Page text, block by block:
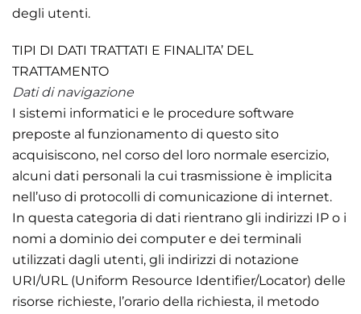
degli utenti.
TIPI DI DATI TRATTATI E FINALITA’ DEL
TRATTAMENTO
Dati di navigazione
I sistemi informatici e le procedure software
preposte al funzionamento di questo sito
acquisiscono, nel corso del loro normale esercizio,
alcuni dati personali la cui trasmissione è implicita
nell’uso di protocolli di comunicazione di internet.
In questa categoria di dati rientrano gli indirizzi IP o i
nomi a dominio dei computer e dei terminali
utilizzati dagli utenti, gli indirizzi di notazione
URI/URL (Uniform Resource Identifier/Locator) delle
risorse richieste, l’orario della richiesta, il metodo